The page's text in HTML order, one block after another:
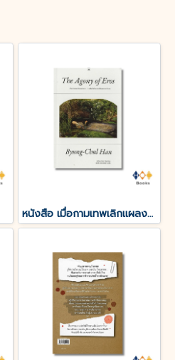
หนังสือ เมื่อกามเทพเลิกแผลงศร (The Agony of Eros)